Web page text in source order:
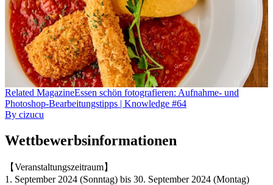
Related MagazineEssen schön fotografieren: Aufnahme- und
Photoshop-Bearbeitungstipps | Knowledge #64
By cizucu
Wettbewerbsinformationen
【Veranstaltungszeitraum】
1. September 2024 (Sonntag) bis 30. September 2024 (Montag)